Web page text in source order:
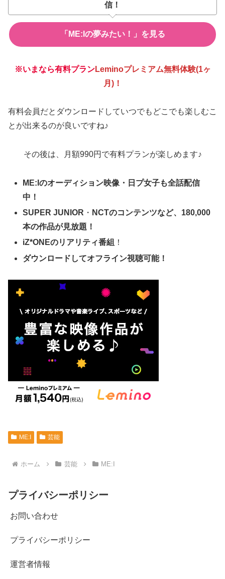
信！
「ME:Iの夢みたい！」 を見る
※いまなら有料プランLeminoプレミアム無料体験(1ヶ
月)！
有料会員だとダウンロードしていつでもどこでも楽しむこ
とが出来るのが良いですね♪
その後は、月額990円で有料プランが楽しめます♪
ME:Iのオーディション映像・日プ女子も全話配信
中！
SUPER JUNIOR ・ NCTのコンテンツなど、180,000
本の作品が見放題！
iZ*ONEのリアリティ番組 ！
ダウンロードしてオフライン視聴可能！
ME:I 芸能
ホーム 芸能 ME:I
プライバシーポリシー
お問い合わせ
プライバシーポリシー
運営者情報